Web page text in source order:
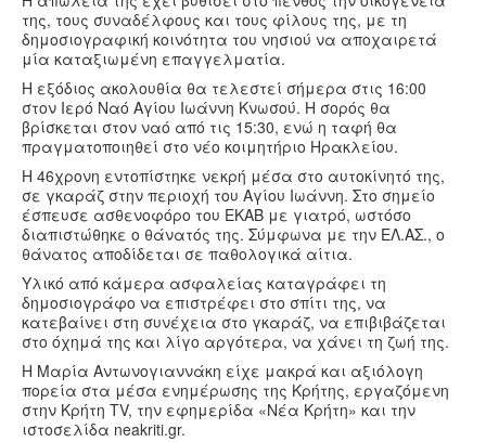
της, τους συναδέλφους και τους φίλους της, με τη
δημοσιογραφική κοινότητα του νησιού να αποχαιρετά
μία καταξιωμένη επαγγελματία.
Η εξόδιος ακολουθία θα τελεστεί σήμερα στις 16:00
στον Ιερό Ναό Αγίου Ιωάννη Κνωσού. Η σορός θα
βρίσκεται στον ναό από τις 15:30, ενώ η ταφή θα
πραγματοποιηθεί στο νέο κοιμητήριο Ηρακλείου.
Η 46χρονη εντοπίστηκε νεκρή μέσα στο αυτοκίνητό της,
σε γκαράζ στην περιοχή του Αγίου Ιωάννη. Στο σημείο
έσπευσε ασθενοφόρο του ΕΚΑΒ με γιατρό, ωστόσο
διαπιστώθηκε ο θάνατός της. Σύμφωνα με την ΕΛ.ΑΣ., ο
θάνατος αποδίδεται σε παθολογικά αίτια.
Υλικό από κάμερα ασφαλείας καταγράφει τη
δημοσιογράφο να επιστρέφει στο σπίτι της, να
κατεβαίνει στη συνέχεια στο γκαράζ, να επιβιβάζεται
στο όχημά της και λίγο αργότερα, να χάνει τη ζωή της.
Η Μαρία Αντωνογιαννάκη είχε μακρά και αξιόλογη
πορεία στα μέσα ενημέρωσης της Κρήτης, εργαζόμενη
στην Κρήτη TV, την εφημερίδα «Νέα Κρήτη» και την
ιστοσελίδα neakriti.gr.